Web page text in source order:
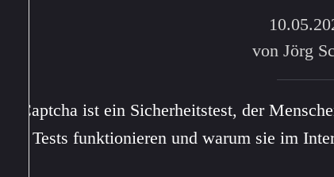
von Jörg
Ein Captcha ist ein Sicherheitstest, der
diese Tests funktionieren und warum sie im